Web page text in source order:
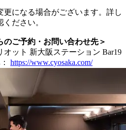
になる場合がございます。詳し
ださい。
のご予約・お問い合わせ先＞
ット 新大阪ステーション Bar19
https://www.cyosaka.com/